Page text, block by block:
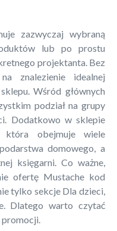
zazwyczaj wybraną
lub po prostu
projektanta. Bez
znalezienie idealnej
Wśród głównych
podział na grupy
Dodatkowo w sklepie
która obejmuje wiele
domowego, a
księgarni. Co ważne,
ofertę Mustache kod
tylko sekcje Dla dzieci,
Dlatego warto czytać
promocji.